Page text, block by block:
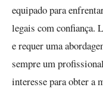
equipado para
legais com confiança.
e requer uma
sempre um
interesse para obter a